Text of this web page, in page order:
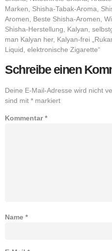
Marken, Shisha-Tabak-Aroma,
Aromen, Beste Shisha-Aromen,
Shisha-Herstellung, Kalyan,
man Kalyan her, Kalyan-frei
Liquid, elektronische Zigarette“
Schreibe einen
Deine E-Mail-Adresse wird nicht
sind mit * markiert
Kommentar*
Name *